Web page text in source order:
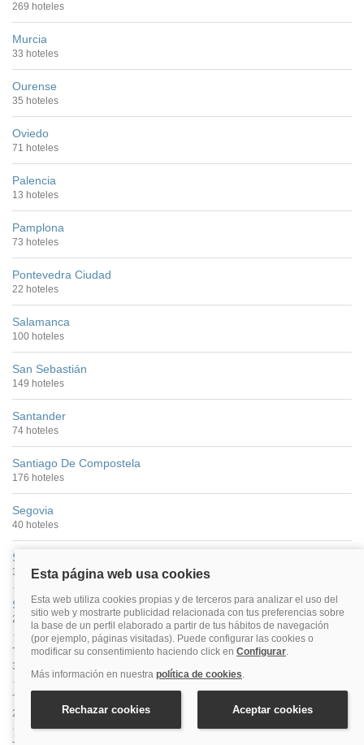
269 hoteles
Murcia
33 hoteles
Ourense
35 hoteles
Oviedo
71 hoteles
Palencia
13 hoteles
Pamplona
73 hoteles
Pontevedra Ciudad
22 hoteles
Salamanca
100 hoteles
San Sebastián
149 hoteles
Santander
74 hoteles
Santiago De Compostela
176 hoteles
Segovia
40 hoteles
Sevilla
390 hoteles
Soria
27 hoteles
Tarragona
30 hoteles
Teruel
25 hoteles